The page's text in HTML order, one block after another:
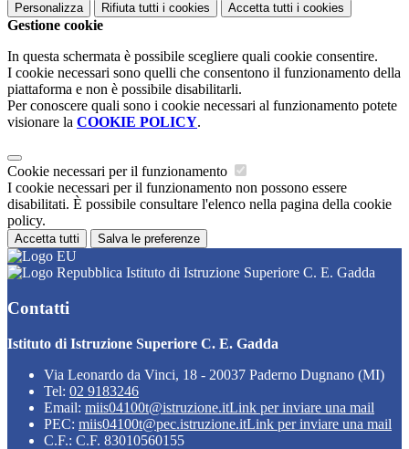
Personalizza Rifiuta tutti i cookies Accetta tutti i cookies
Gestione cookie
In questa schermata è possibile scegliere quali cookie consentire.
I cookie necessari sono quelli che consentono il funzionamento della
piattaforma e non è possibile disabilitarli.
Per conoscere quali sono i cookie necessari al funzionamento potete
visionare la COOKIE POLICY.
Cookie necessari per il funzionamento
I cookie necessari per il funzionamento non possono essere
disabilitati. È possibile consultare l'elenco nella pagina della cookie
policy.
Accetta tutti Salva le preferenze
Istituto di Istruzione Superiore C. E. Gadda
Contatti
Istituto di Istruzione Superiore C. E. Gadda
Via Leonardo da Vinci, 18 - 20037 Paderno Dugnano (MI)
Tel: 02 9183246
Email: miis04100t@istruzione.itLink per inviare una mail
PEC: miis04100t@pec.istruzione.itLink per inviare una mail
C.F.: C.F. 83010560155